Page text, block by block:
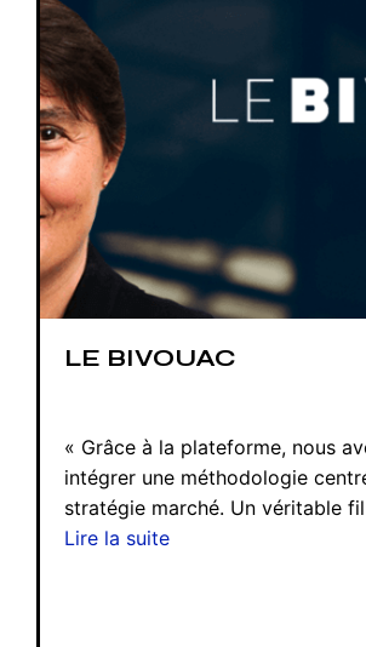
LE BIVOUAC
« Grâce à la plateforme, nous
intégrer une méthodologie
stratégie marché. Un véritable
Lire la suite